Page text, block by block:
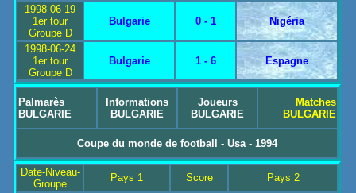
1998-06-19
1er tour
Groupe D
Bulgarie 0 - 1 Nigéria
1998-06-24
1er tour
Groupe D
Bulgarie 1 - 6 Espagne
Palmarès
BULGARIE
Informations
BULGARIE
Joueurs
BULGARIE
Matches
BULGARIE
Coupe du monde de football - Usa - 1994
Date-Niveau-
Groupe
Pays 1 Score
Pays 2